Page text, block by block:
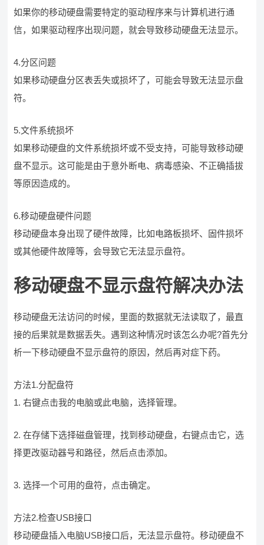
如果你的移动硬盘需要特定的驱动程序来与计算机进行通
信，如果驱动程序出现问题，就会导致移动硬盘无法显示。
4.分区问题
如果移动硬盘分区表丢失或损坏了，可能会导致无法显示盘
符。
5.文件系统损坏
如果移动硬盘的文件系统损坏或不受支持，可能导致移动硬
盘不显示。这可能是由于意外断电、病毒感染、不正确插拔
等原因造成的。
6.移动硬盘硬件问题
移动硬盘本身出现了硬件故障，比如电路板损坏、固件损坏
或其他硬件故障等，会导致它无法显示盘符。
移动硬盘不显示盘符解决办法
移动硬盘无法访问的时候，里面的数据就无法读取了，最直
接的后果就是数据丢失。遇到这种情况时该怎么办呢?首先分
析一下移动硬盘不显示盘符的原因，然后再对症下药。
方法1.分配盘符
1. 右键点击我的电脑或此电脑，选择管理。
2. 在存储下选择磁盘管理，找到移动硬盘，右键点击它，选
择更改驱动器号和路径，然后点击添加。
3. 选择一个可用的盘符，点击确定。
方法2.检查USB接口
移动硬盘插入电脑USB接口后，无法显示盘符。移动硬盘不